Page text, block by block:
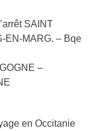
SAINT
EN-MARG. – Bqe
–
en Occitanie